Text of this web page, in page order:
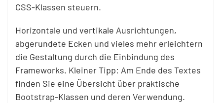
CSS-Klassen steuern.
Horizontale und vertikale Ausrichtungen,
abgerundete Ecken und vieles mehr erleichtern
die Gestaltung durch die Einbindung des
Frameworks. Kleiner Tipp: Am Ende des Textes
finden Sie eine Übersicht über praktische
Bootstrap-Klassen und deren Verwendung.